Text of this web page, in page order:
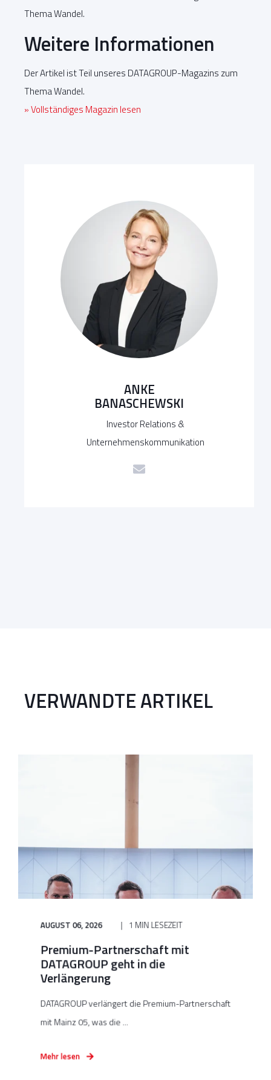
Thema Wandel.
Weitere Informationen
Der Artikel ist Teil unseres DATAGROUP-Magazins zum
Thema Wandel.
» Vollständiges Magazin lesen
ANKE
BANASCHEWSKI
Investor Relations &
Unternehmenskommunikation
VERWANDTE ARTIKEL
AUGUST 06, 2026 1 MIN LESEZEIT
Premium-Partnerschaft mit
DATAGROUP geht in die
Verlängerung
DATAGROUP verlängert die Premium-Partnerschaft
mit Mainz 05, was die ...
Mehr lesen